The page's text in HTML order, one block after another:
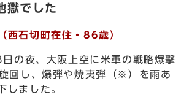
獄でした
西石切町在住・86歳）
の夜、大阪上空に米軍の戦略爆撃
回し、爆弾や焼夷弾（※）を雨あ
しました。